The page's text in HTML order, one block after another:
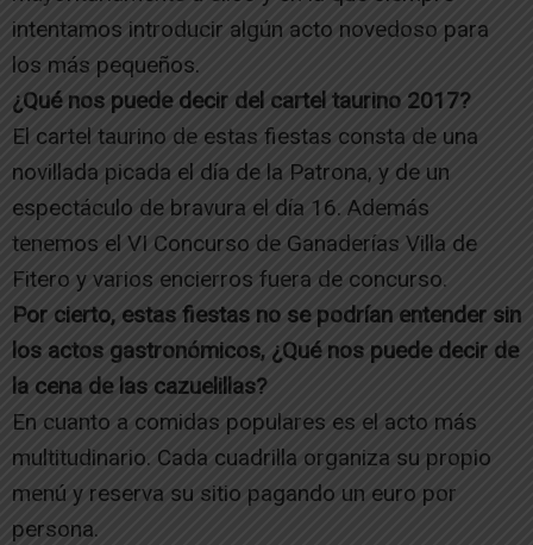
intentamos introducir algún acto novedoso para
los más pequeños.
¿Qué nos puede decir del cartel taurino 2017?
El cartel taurino de estas fiestas consta de una
novillada picada el día de la Patrona, y de un
espectáculo de bravura el día 16. Además
tenemos el VI Concurso de Ganaderías Villa de
Fitero y varios encierros fuera de concurso.
Por cierto, estas fiestas no se podrían entender sin
los actos gastronómicos, ¿Qué nos puede decir de
la cena de las cazuelillas?
En cuanto a comidas populares es el acto más
multitudinario. Cada cuadrilla organiza su propio
menú y reserva su sitio pagando un euro por
persona.